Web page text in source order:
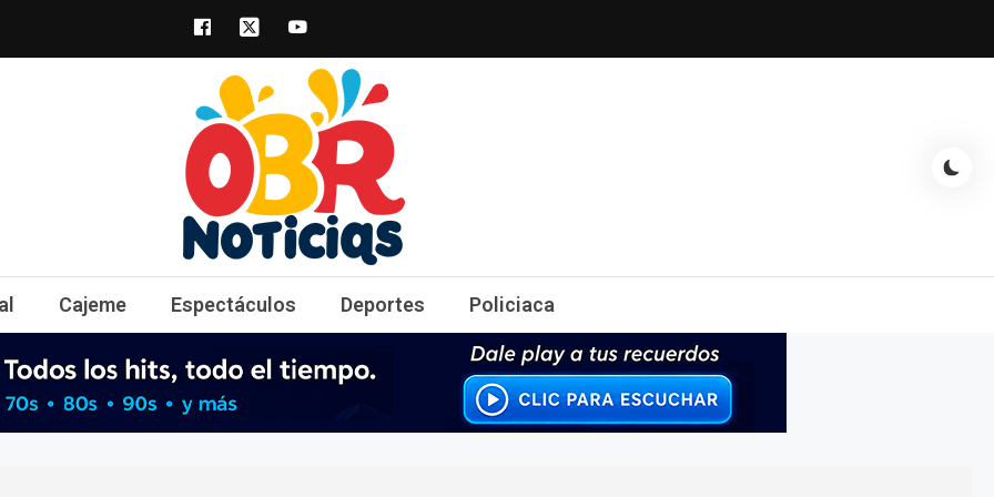
obrnoticias.com
obr noticias noticias, entretenimiento y espectáculos, entrevistas con famosos, showbizz, podcast, chismes y
Cajeme Espectáculos Deportes Policiaca